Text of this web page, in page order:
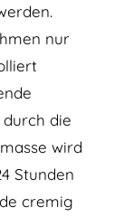
nur
die
wird
Stunden
cremig